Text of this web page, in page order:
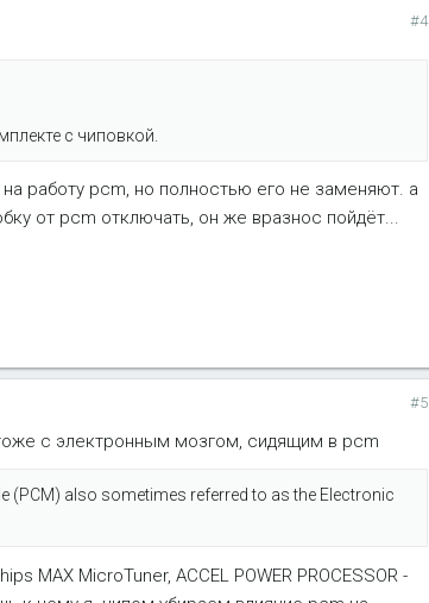
#4
с чиповкой.
работу pcm, но полностью его не заменяют. а
от pcm отключать, он же вразнос пойдёт...
#5
с электронным мозгом, сидящим в pcm
(PCM) also sometimes referred to as the Electronic
MAX MicroTuner, ACCEL POWER PROCESSOR -